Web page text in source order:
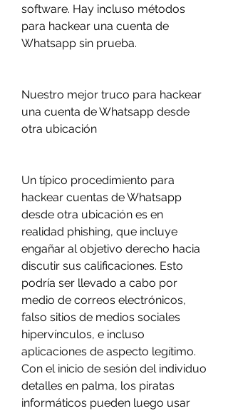
software. Hay incluso métodos
para hackear una cuenta de
Whatsapp sin prueba.
Nuestro mejor truco para hackear
una cuenta de Whatsapp desde
otra ubicación
Un típico procedimiento para
hackear cuentas de Whatsapp
desde otra ubicación es en
realidad phishing, que incluye
engañar al objetivo derecho hacia
discutir sus calificaciones. Esto
podría ser llevado a cabo por
medio de correos electrónicos,
falso sitios de medios sociales
hipervínculos, e incluso
aplicaciones de aspecto legítimo.
Con el inicio de sesión del individuo
detalles en palma, los piratas
informáticos pueden luego usar